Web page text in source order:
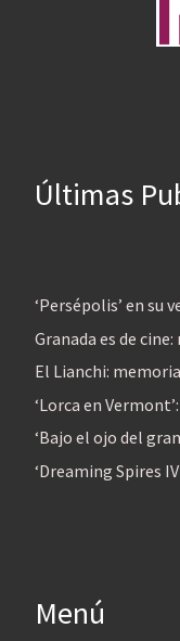
Últimas
‘Persépolis’ en su
Granada es de
El Lianchi:
‘Lorca en
‘Bajo el ojo del
‘Dreaming Spires
Menú